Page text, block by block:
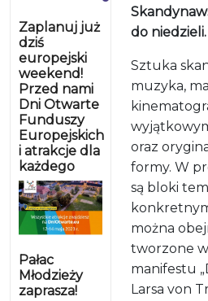
Zaplanuj już
dziś
europejski
weekend!
Przed nami
Dni Otwarte
Funduszy
Europejskich
i atrakcje dla
każdego
Pałac
Młodzieży
zaprasza!
do niedzieli.
Sztuka
muzyka,
oraz
formy. W
są bloki
można
tworzone
manifestu
Larsa von